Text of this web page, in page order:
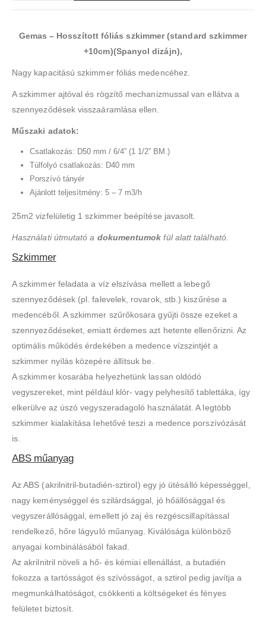
Gemas – Hosszított fóliás szkimmer (standard szkimmer
+10cm)(Spanyol dizájn),
Nagy kapacitású szkimmer fóliás medencéhez.
A szkimmer ajtóval és rögzítő mechanizmussal van ellátva a
szennyeződések visszaáramlása ellen.
Műszaki adatok:
Csatlakozás: D50 mm / 6/4” (1 1/2” BM.)
Túlfolyó csatlakozás: D40 mm
Porszívó tányér
Ajánlott teljesítmény: 5 – 7 m3/h
25m2 vizfelületig 1 szkimmer beépítése javasolt.
Használati útmutató a dokumentumok fül alatt található.
Szkimmer
A szkimmer feladata a víz elszívása mellett a lebegő
szennyeződések (pl. falevelek, rovarok, stb.) kiszűrése a
medencéből. A szkimmer szűrőkosara gyűjti össze ezeket a
szennyeződéseket, emiatt érdemes azt hetente ellenőrizni. Az
optimális működés érdekében a medence vízszintjét a
szkimmer nyílás közepére állítsuk be.
A szkimmer kosarába helyezhetünk lassan oldódó
vegyszereket, mint például klór- vagy pelyhesítő tablettáka, így
elkerülve az úszó vegyszeradagoló használatát. A legtöbb
szkimmer kialakítása lehetővé teszi a medence porszívózását
is.
ABS műanyag
Az ABS (akrilnitril-butadién-sztirol) egy jó ütésálló képességgel,
nagy keménységgel és szilárdsággal, jó hőállósággal és
vegyszerállósággal, emellett jó zaj és rezgéscsillapítással
rendelkező, hőre lágyuló műanyag. Kiválósága különböző
anyagai kombinálásából fakad.
Az akrilnitril növeli a hő- és kémiai ellenállást, a butadién
fokozza a tartósságot és szívósságot, a sztirol pedig javítja a
megmunkálhatóságot, csökkenti a költségeket és fényes
felületet biztosít.